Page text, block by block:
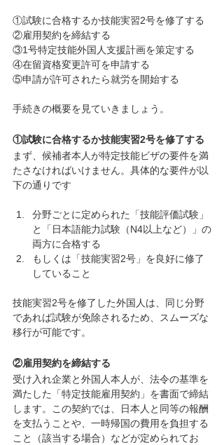
①試験に合格するか技能実習2号を修了する
②雇用契約を締結する
③1号特定技能外国人支援計画を策定する
④在留資格変更許可を申請する
⑤申請が許可されたら就労を開始する
手続きの概要を見ていきましょう。
①試験に合格するか技能実習2号を修了する
まず、候補者本人が特定技能ビザの要件を満
たさなければいけません。具体的な要件が以
下の通りです
分野ごとに定められた「技能評価試験」
と「日本語能力試験（N4以上など）」の
両方に合格する
もしくは「技能実習2号」を良好に修了
していること
技能実習2号を修了した外国人は、同じ分野
であれば試験が免除されるため、スムーズな
移行が可能です。
②雇用契約を締結する
受け入れ企業と外国人本人が、法令の基準を
満たした「特定技能雇用契約」を書面で締結
します。この契約では、日本人と同等の報酬
を支払うことや、一時帰国の費用を負担する
こと（該当する場合）などが定められてお